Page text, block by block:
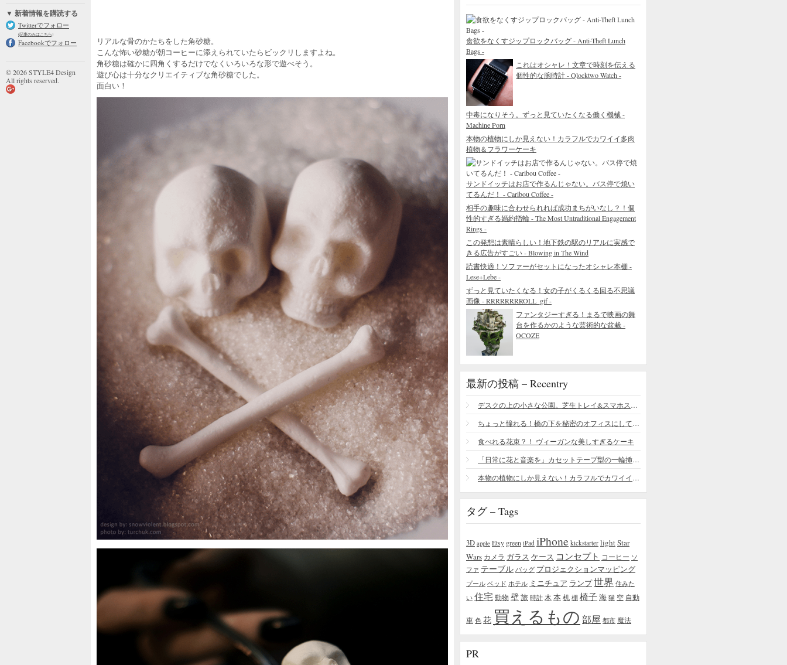
▼ 新着情報を購読する
Twitterでフォロー
(記事のみはこちら)
Facebookでフォロー
© 2026 STYLE4 Design
All rights reserved.
リアルな骨のかたちをした角砂糖。
こんな怖い砂糖が朝コーヒーに添えられていたらビックリしますよね。
角砂糖は確かに四角くするだけでなくいろいろな形で遊べそう。
遊び心は十分なクリエイティブな角砂糖でした。
面白い！
食欲をなくすジップロックバッグ - Anti-Theft Lunch
Bags -
これはオシャレ！文章で時刻を伝える
個性的な腕時計 - Qlocktwo Watch -
中毒になりそう。ずっと見ていたくなる働く機械 -
Machine Porn
本物の植物にしか見えない！カラフルでカワイイ多肉
植物＆フラワーケーキ
サンドイッチはお店で作るんじゃない。バス停で焼い
てるんだ！ - Caribou Coffee -
相手の趣味に合わせられれば成功まちがいなし？！個
性的すぎる婚約指輪 - The Most Untraditional Engagement
Rings -
この発想は素晴らしい！地下鉄の駅のリアルに実感で
きる広告がすごい - Blowing in The Wind
読書快適！ソファーがセットになったオシャレ本棚 -
Lese+Lebe -
ずっと見ていたくなる！女の子がくるくる回る不思議
画像 - RRRRRRRROLL_gif -
ファンタジーすぎる！まるで映画の舞
台を作るかのような芸術的な盆栽 -
OCOZE
最新の投稿 – Recentry
食べれる花束？！ ヴィーガンな美しすぎるケーキ
タグ – Tags
3D apple Etsy green iPad iPhone kickstarter lightStar
Wars カメラ ガラス ケース コンセプト コーヒー ソ
ファ テーブル バッグ プロジェクションマッピング
プール ベッド ホテル ミニチュア ランプ世界 住みた
い 住宅 動物 壁旅 時計 木 本机 棚 椅子海 猫 空 自動
車 色 花 買えるもの 部屋 都市 魔法
PR